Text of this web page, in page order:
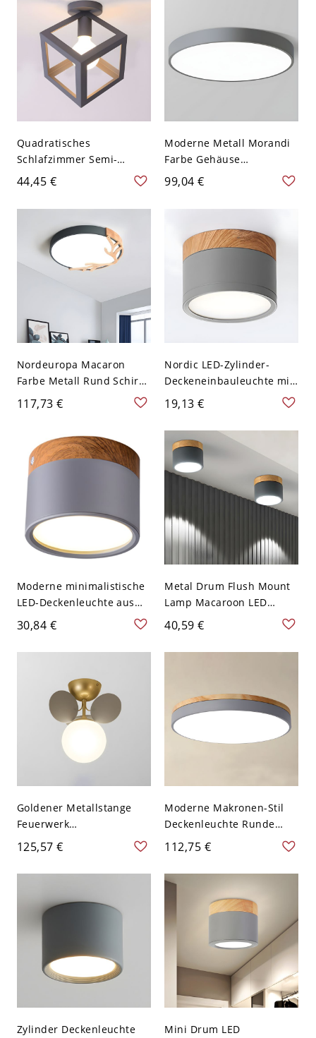
Quadratisches
Schlafzimmer Semi-
Flushmount
Zeitgenössisches Metall 1
Birne Graue
Deckenleuchte
44,45 €
Moderne Metall Morandi
Farbe Gehäuse
Deckenleuchte Rund
Schirm LED 1-Licht
Deckenlampe - Grau 110V-
99,04 €
Nordeuropa Macaron
Farbe Metall Rund Schirm
Deckenlampe Geweih
Dekor LED 1-Licht
110V-120V 30,48 cm
Weißlicht
117,73 €
Nordic LED-Zylinder-
Deckeneinbauleuchte mit
Holzmaserung - Grau
110V-120V Weißlicht
19,13 €
Moderne minimalistische
LED-Deckenleuchte aus
lackiertem Aluminium mit
Acrylschirm - Grau 110V-
120V Weißlicht
30,84 €
Metal Drum Flush Mount
Lamp Macaroon LED
Grey/Green Ceiling
Lighting with Wooden Top
for Living Room - 110V-
40,59 €
Goldener Metallstange
Feuerwerk
Halbdeckenlampe
Moderne Bunter Kugel
Glasschirm Deckenleuchte
125,57 €
Moderne Makronen-Stil
Deckenleuchte Runde
Form LED-Deckenleuchten
für Schlafzimmer - Grau
110V-120V 30,48 cm
112,75 €
Zylinder Deckenleuchte
Mini Drum LED